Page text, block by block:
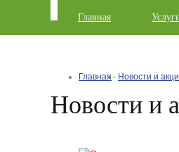
Главная
Главная Новости и
Новости и